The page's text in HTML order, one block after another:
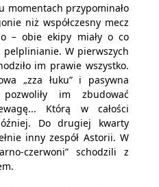
momentach przypominało
niż współczesny mecz
– obie ekipy miały o co
pelplinianie. W pierwszych
im prawie wszystko.
„zza łuku” i pasywna
im zbudować
Którą w całości
Do drugiej kwarty
inny zespół Astorii. W
czerwoni” schodzili z